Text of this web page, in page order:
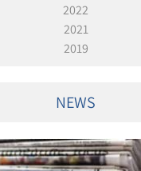
2022
2021
2019
NEWS